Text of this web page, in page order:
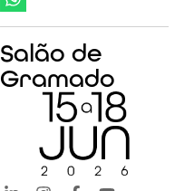
Salão de
Gramado